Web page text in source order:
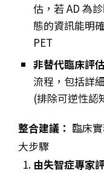
估，若 AD 為
態的資訊能明
PET
非替代臨床評
流程，包括詳
(排除可逆性認
整合建議： 臨床
大步驟
由失智症專家